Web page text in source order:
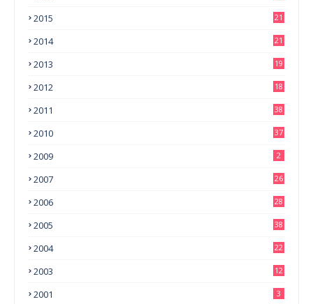
2015 21
2014 21
2013 19
2012 18
2011 38
2010 37
2009 2
2007 26
2006 28
2005 38
2004 22
2003 12
2001 3